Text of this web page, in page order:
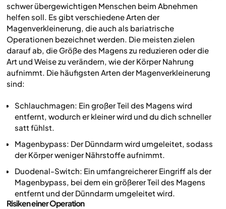
schwer übergewichtigen Menschen beim Abnehmen
helfen soll. Es gibt verschiedene Arten der
Magenverkleinerung, die auch als bariatrische
Operationen bezeichnet werden. Die meisten zielen
darauf ab, die Größe des Magens zu reduzieren oder die
Art und Weise zu verändern, wie der Körper Nahrung
aufnimmt. Die häufigsten Arten der Magenverkleinerung
sind:
Schlauchmagen: Ein großer Teil des Magens wird
entfernt, wodurch er kleiner wird und du dich schneller
satt fühlst.
Magenbypass: Der Dünndarm wird umgeleitet, sodass
der Körper weniger Nährstoffe aufnimmt.
Duodenal-Switch: Ein umfangreicherer Eingriff als der
Magenbypass, bei dem ein größerer Teil des Magens
entfernt und der Dünndarm umgeleitet wird.
Risiken einer Operation